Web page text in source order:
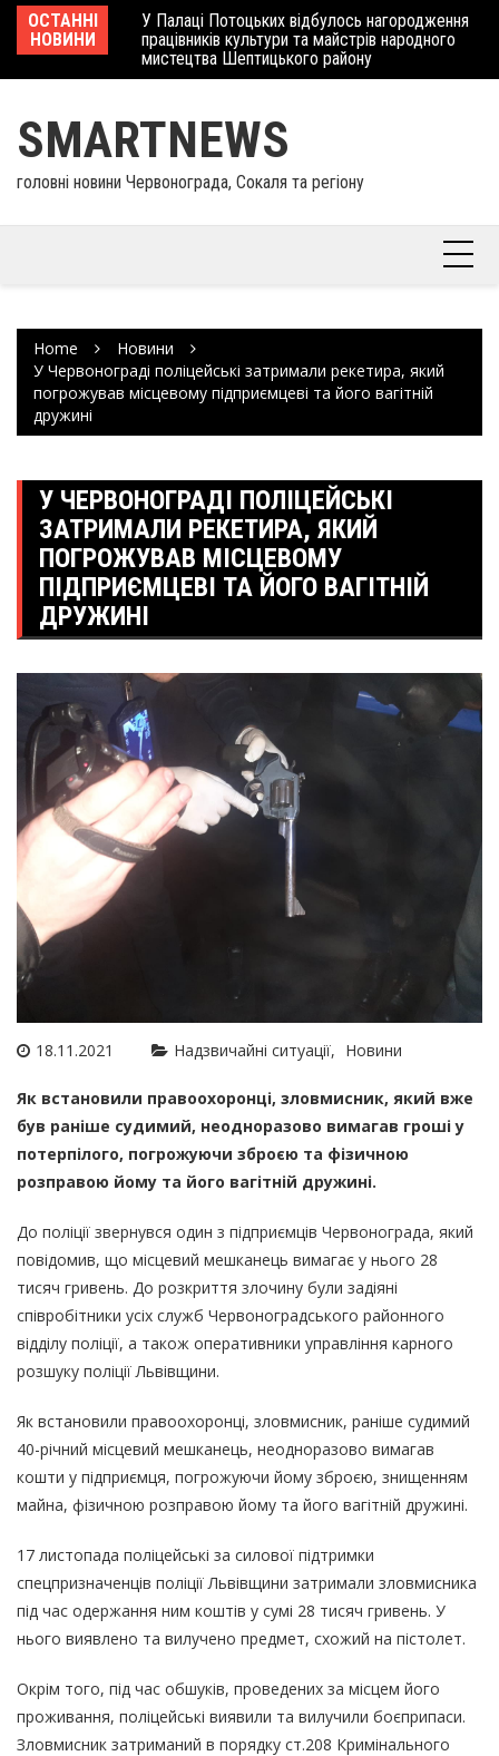
Skip
content
ОСТАННІ
НОВИНИ
У Палаці Потоцьких відбулось нагородження
працівників культури та майстрів народного
мистецтва Шептицького району
SMARTNEWS
головні новини Червонограда, Сокаля та регіону
Home
Новини
У Червонограді поліцейські затримали рекетира, який
погрожував місцевому підприємцеві та його вагітній
дружині
У ЧЕРВОНОГРАДІ ПОЛІЦЕЙСЬКІ
ЗАТРИМАЛИ РЕКЕТИРА, ЯКИЙ
ПОГРОЖУВАВ МІСЦЕВОМУ
ПІДПРИЄМЦЕВІ ТА ЙОГО ВАГІТНІЙ
ДРУЖИНІ
18.11.2021 Надзвичайні ситуації Новини
Як встановили правоохоронці, зловмисник, який вже
був раніше судимий, неодноразово вимагав гроші у
потерпілого, погрожуючи зброєю та фізичною
розправою йому та його вагітній дружині.
До поліції звернувся один з підприємців Червонограда, який
повідомив, що місцевий мешканець вимагає у нього 28
тисяч гривень. До розкриття злочину були задіяні
співробітники усіх служб Червоноградського районного
відділу поліції, а також оперативники управління карного
розшуку поліції Львівщини.
Як встановили правоохоронці, зловмисник, раніше судимий
40-річний місцевий мешканець, неодноразово вимагав
кошти у підприємця, погрожуючи йому зброєю, знищенням
майна, фізичною розправою йому та його вагітній дружині.
17 листопада поліцейські за силової підтримки
спецпризначенців поліції Львівщини затримали зловмисника
під час одержання ним коштів у сумі 28 тисяч гривень. У
нього виявлено та вилучено предмет, схожий на пістолет.
Окрім того, під час обшуків, проведених за місцем його
проживання, поліцейські виявили та вилучили боєприпаси.
Зловмисник затриманий в порядку ст.208 Кримінального